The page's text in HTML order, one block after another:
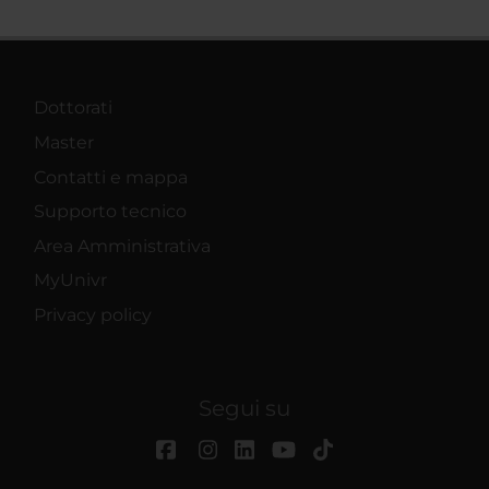
Dottorati
Master
Contatti e mappa
Supporto tecnico
Area Amministrativa
MyUnivr
Privacy policy
Segui su